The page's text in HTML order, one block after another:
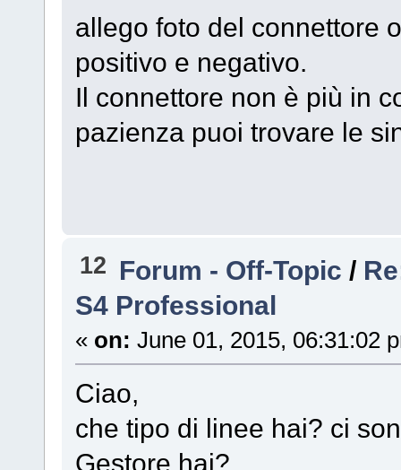
allego foto del connettore
positivo e negativo.
Il connettore non è più in
pazienza puoi trovare le
12 Forum - Off-Topic /
S4 Professional
« on: June 01, 2015, 06:31:02
Ciao,
che tipo di linee hai? ci
Gestore hai?